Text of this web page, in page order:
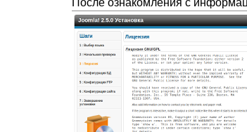
После ознакомления с